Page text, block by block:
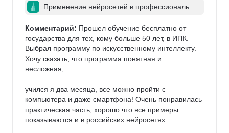
Применение нейросетей в профессионально
Комментарий: Прошел обучение бесплатно от
государства для тех, кому больше 50 лет, в ИПК.
Выбрал программу по искусственному интеллекту.
Хочу сказать, что программа понятная и
несложная,
учился я два месяца, все можно пройти с
компьютера и даже смартфона! Очень понравилась
практическая часть, хорошо что все примеры
показываются и в российских нейросетях.